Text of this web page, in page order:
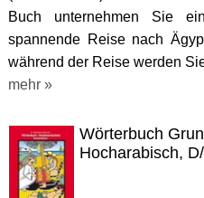
Buch unternehmen Sie
spannende Reise nach
während der Reise werden
mehr »
Wörterbuch
Hocharabisch,